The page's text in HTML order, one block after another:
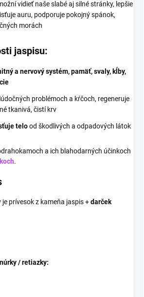
vidieť naše slabé aj silné stránky, lepšie
auru, podporuje pokojný spánok,
morách
jaspisu:
a nervový systém, pamäť, svaly, kĺby,
problémoch a kŕčoch, regeneruje
tkanivá, čistí krv
telood škodlivých a odpadových látok
a ich blahodarných účinkoch
.
prívesok z kameňa jaspis +darček
/ retiazky: